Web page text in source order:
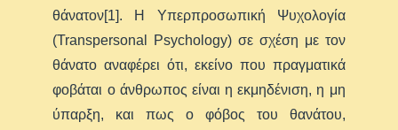
θάνατον[1]. Η Υπερπροσωπική Ψυχολογία
(Transpersonal Psychology) σε σχέση με τον
θάνατο αναφέρει ότι, εκείνο που πραγματικά
φοβάται ο άνθρωπος είναι η εκμηδένιση, η μη
ύπαρξη, και πως ο φόβος του θανάτου,